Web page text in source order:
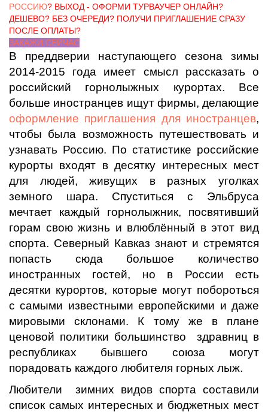
РОССИЮ? ВЫХОД - ОФОРМИ ТУРВАУЧЕР ОНЛАЙН?
ДЕШЕВО? БЕЗ ОЧЕРЕДИ? ПОЛУЧИ ПРИГЛАШЕНИЕ СРАЗУ
ПОСЛЕ ОПЛАТЫ?
ЗАКАЖИ СЕЙЧАС
В преддверии наступающего сезона зимы
2014-2015 года имеет смысл рассказать о
российский горнолыжных курортах. Все
больше иностранцев ищут фирмы, делающие
оформление приглашения для иностранцев,
чтобы была возможность путешествовать и
узнавать Россию. По статистике российские
курорты входят в десятку интересных мест
для людей, живущих в разных уголках
земного шара. Спуститься с Эльбруса
мечтает каждый горнолыжник, посвятивший
горам свою жизнь и влюблённый в этот вид
спорта. Северный Кавказ знают и стремятся
попасть сюда большое количество
иностранных гостей, но в России есть
десятки курортов, которые могут побороться
с самыми известными европейскими и даже
мировыми склонами. К тому же в плане
ценовой политики большинство здравниц в
республиках бывшего союза могут
порадовать каждого любителя горных лыж.
Любители зимних видов спорта составили
список самых интересных и бюджетных мест